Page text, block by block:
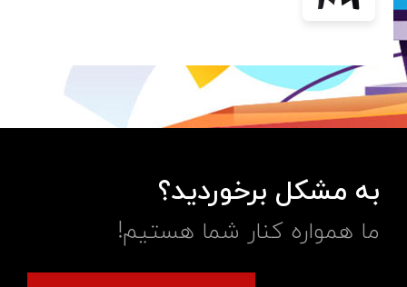
به مشکل برخوردید؟
ما همواره کنار شما هستیم!